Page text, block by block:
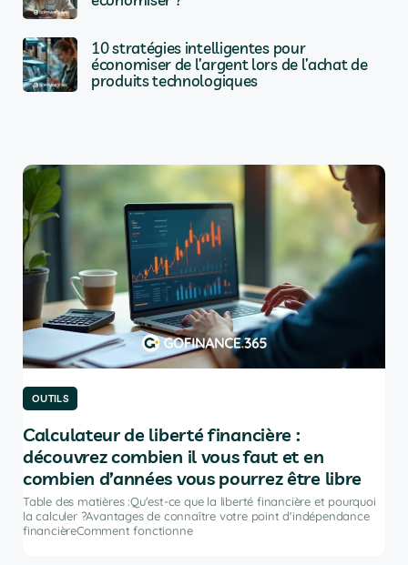
10 stratégies intelligentes pour
économiser de l’argent lors de l’achat de
produits technologiques
OUTILS
Calculateur de liberté financière :
découvrez combien il vous faut et en
combien d’années vous pourrez être libre
Table des matières :Qu'est-ce que la liberté financière et pourquoi
la calculer ?Avantages de connaître votre point d'indépendance
financièreComment fonctionne